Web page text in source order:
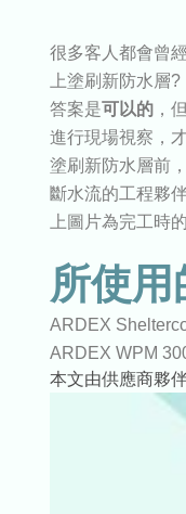
很多客人都會曾
上塗刷新防水 層?
答案是可以的 ，
進行現場視察，
塗刷新防水層前
斷水流的工程夥
上圖片為完工時
所使
ARDEX
ARDEX WPM
本文由供應商夥